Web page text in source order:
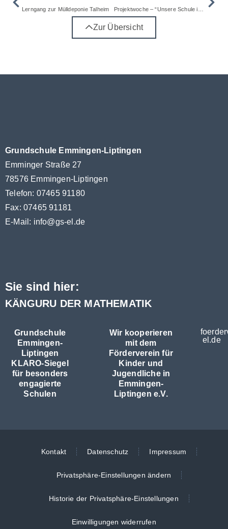
Lerngang zur Mülldeponie Talheim
Zur Übersicht
Grundschule Emmingen-Liptingen
Emminger Straße 27
78576 Emmingen-Liptingen
Telefon: 07465 91180
Fax: 07465 91181
E-Mail: info@gs-el.de
Sie sind hier:
KÄNGURU DER MATHEMATIK
Grundschule
Emmingen-
Liptingen
KLARO-Siegel
für besonders
engagierte
Schulen
Wir kooperieren
mit dem
Förderverein für
Kinder und
Jugendliche in
Emmingen-
Liptingen e.V.
el.de
Kontakt Datenschutz Impressum
Privatsphäre-Einstellungen ändern
Historie der Privatsphäre-Einstellungen
Einwilligungen widerrufen